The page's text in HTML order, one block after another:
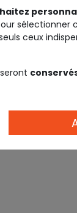
sélectionner
ceux